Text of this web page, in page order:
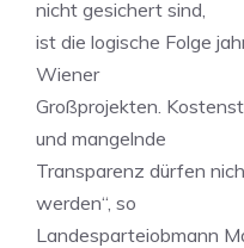
nicht gesichert sind,
ist die logische Folge
Wiener
Großprojekten.
und mangelnde
Transparenz dürfen
werden“, so
Landesparteiobmann